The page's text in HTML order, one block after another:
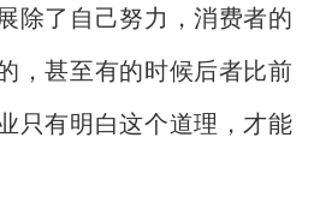
除了自己努力，消费者的
，甚至有的时候后者比前
只有明白这个道理，才能